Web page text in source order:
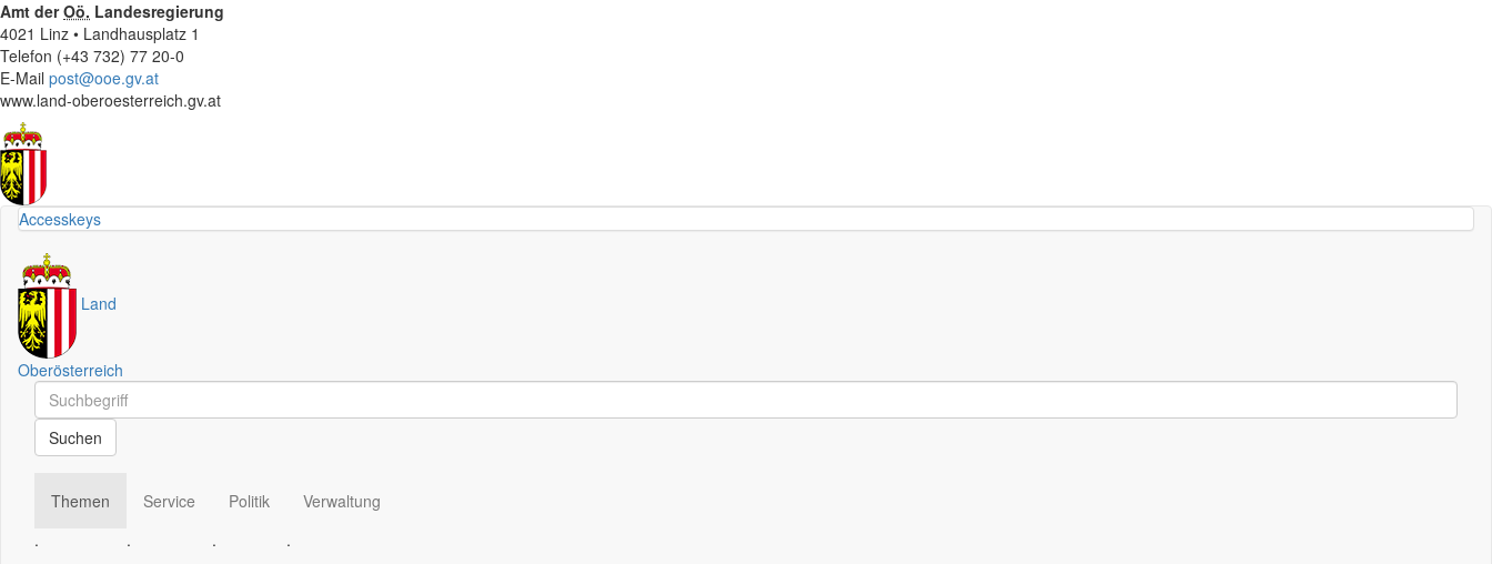
Amt derOö. Landesregierung
4021 Linz • Landhausplatz 1
Telefon (+43 732) 77 20-0
E-Mail post@ooe.gv.at
www.land-oberoesterreich.gv.at
Accesskeys
Land
Oberösterreich
Schnellsuche
Schnellsuche
Suchen
Themen
.
Service
.
Politik
.
Verwaltung
.